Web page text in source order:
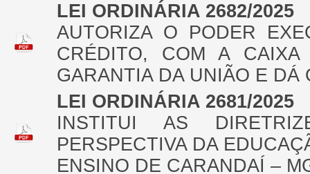
LEI ORDINÁRIA 2682/2025
AUTORIZA O PODER
CRÉDITO, COM A
GARANTIA DA UNIÃO E DÁ
LEI ORDINÁRIA 2681/2025
INSTITUI AS
PERSPECTIVA DA
ENSINO DE CARANDAÍ –